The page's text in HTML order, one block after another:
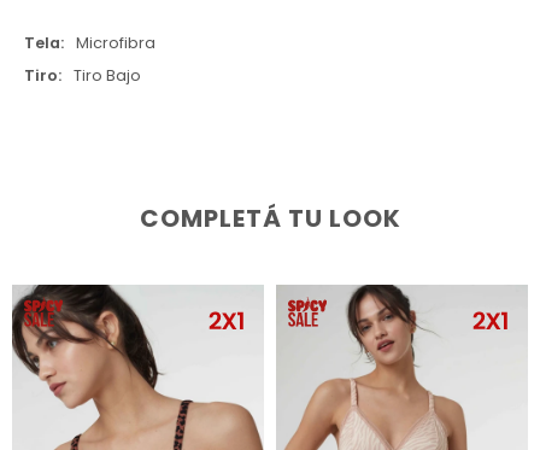
Tela
Microfibra
Tiro
Tiro Bajo
COMPLETÁ TU LOOK